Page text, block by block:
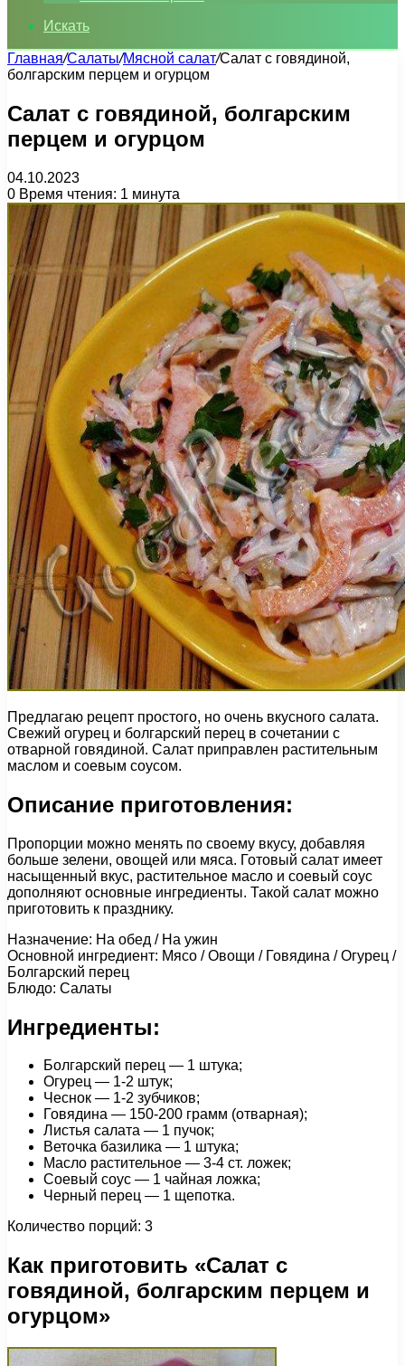
Искать
Главная/Салаты/Мясной салат/Салат с говядиной,
болгарским перцем и огурцом
Салат с говядиной, болгарским
перцем и огурцом
04.10.2023
0 Время чтения: 1 минута
Предлагаю рецепт простого, но очень вкусного салата.
Свежий огурец и болгарский перец в сочетании с
отварной говядиной. Салат приправлен растительным
маслом и соевым соусом.
Описание приготовления:
Пропорции можно менять по своему вкусу, добавляя
больше зелени, овощей или мяса. Готовый салат имеет
насыщенный вкус, растительное масло и соевый соус
дополняют основные ингредиенты. Такой салат можно
приготовить к празднику.
Назначение: На обед / На ужин
Основной ингредиент: Мясо / Овощи / Говядина / Огурец /
Болгарский перец
Блюдо: Салаты
Ингредиенты:
Болгарский перец — 1 штука;
Огурец — 1-2 штук;
Чеснок — 1-2 зубчиков;
Говядина — 150-200 грамм (отварная);
Листья салата — 1 пучок;
Веточка базилика — 1 штука;
Масло растительное — 3-4 ст. ложек;
Соевый соус — 1 чайная ложка;
Черный перец — 1 щепотка.
Количество порций: 3
Как приготовить «Салат с
говядиной, болгарским перцем и
огурцом»